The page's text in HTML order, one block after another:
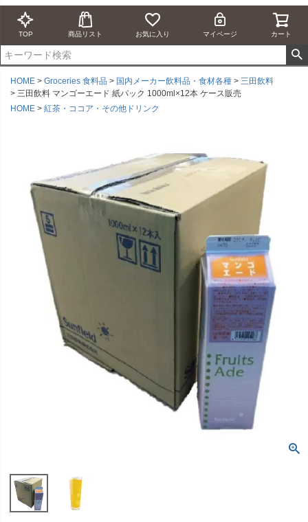
TOP 商品リスト お気に入り マイページ カート
HOME Groceries 食料品 国内メーカー飲料品・食材各種
三田飲料
三田飲料 マンゴーエード 紙パック 1000ml×12本 ケース販売
HOME
紅茶・ココア・その他ドリンク